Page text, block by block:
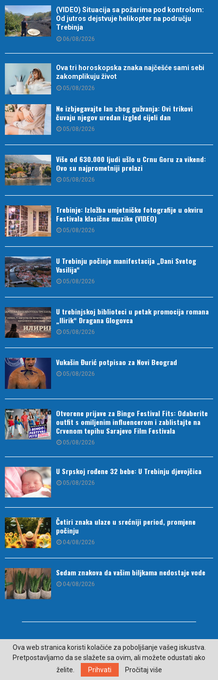
(VIDEO) Situacija sa požarima pod kontrolom:
Od jutros dejstvuje helikopter na području
Trebinja
06/08/2026
Ova tri horoskopska znaka najčešće sami sebi
zakomplikuju život
05/08/2026
Ne izbjegavajte lan zbog gužvanja: Ovi trikovi
čuvaju njegov uredan izgled cijeli dan
05/08/2026
Više od 630.000 ljudi ušlo u Crnu Goru za vikend:
Ovo su najprometniji prelazi
05/08/2026
Trebinje: Izložba umjetničke fotografije u okviru
Festivala klasične muzike (VIDEO)
05/08/2026
U Trebinju počinje manifestacija „Dani Svetog
Vasilija“
05/08/2026
U trebinjskoj biblioteci u petak promocija romana
„Ilirik“ Dragana Glogovca
05/08/2026
Vukašin Đurić potpisao za Novi Beograd
05/08/2026
Otvorene prijave za Bingo Festival Fits: Odaberite
outfit s omiljenim influencerom i zablistajte na
Crvenom tepihu Sarajevo Film Festivala
05/08/2026
U Srpskoj rođene 32 bebe: U Trebinju djevojčica
05/08/2026
Četiri znaka ulaze u srećniji period, promjene
počinju
04/08/2026
Sedam znakova da vašim biljkama nedostaje vode
04/08/2026
Ova web stranica koristi kolačiće za poboljšanje vašeg iskustva.
Pretpostavljamo da se slažete sa ovim, ali možete odustati ako
želite.
Prihvati Pročitaj više